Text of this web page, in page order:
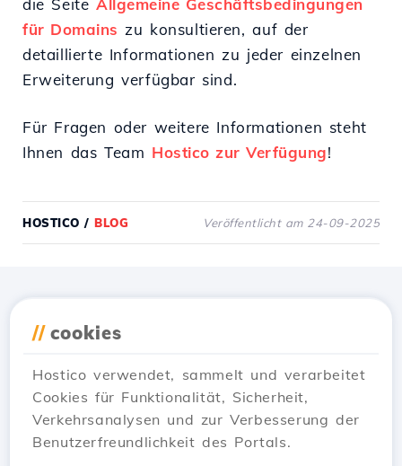
die Seite Allgemeine Geschäftsbedingungen
für Domains zu konsultieren, auf der
detaillierte Informationen zu jeder einzelnen
Erweiterung verfügbar sind.
Für Fragen oder weitere Informationen steht
Ihnen das Team Hostico zur Verfügung!
HOSTICO / BLOG Veröffentlicht am 24-09-2025
// cookies
Hostico verwendet, sammelt und verarbeitet
Cookies für Funktionalität, Sicherheit,
Verkehrsanalysen und zur Verbesserung der
Benutzerfreundlichkeit des Portals.